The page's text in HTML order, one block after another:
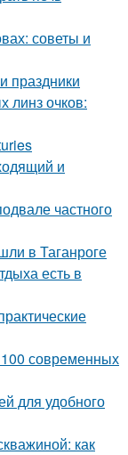
советы и
праздники
линз очков:
и
частного
в Таганроге
есть в
современных
для удобного
как